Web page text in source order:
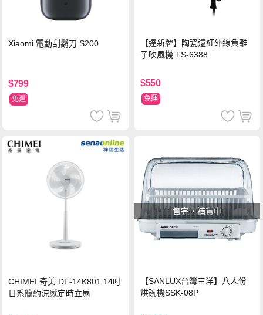
Xiaomi 電動刮鬍刀 S200
$799
免運
【達新牌】陶瓷遠紅外線負離
子吹風機 TS-6388
$550
免運
CHIMEI 奇美 DF-14K801 14吋
日系簡約涼感定時立扇
售完，補貨中
【SANLUX台灣三洋】八人份
烘碗機SSK-08P